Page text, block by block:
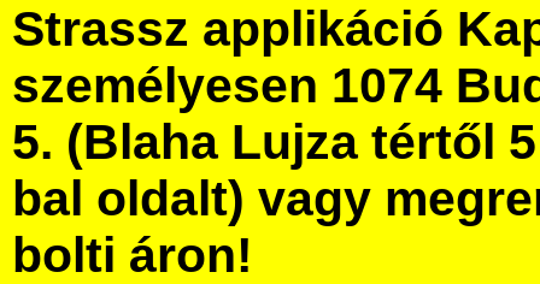
Strassz applikáció
személyesen 1074
5. (Blaha Lujza tértől
bal oldalt) vagy
bolti áron!